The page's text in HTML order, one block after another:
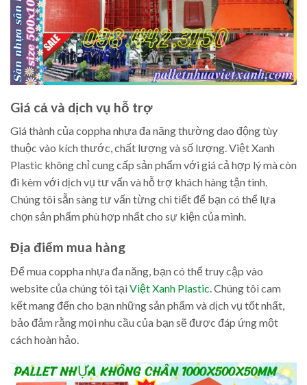
Giá cả và dịch vụ hỗ trợ
Giá thành của coppha nhựa đa năng thường dao động tùy
thuộc vào kích thước, chất lượng và số lượng. Việt Xanh
Plastic không chỉ cung cấp sản phẩm với giá cả hợp lý mà còn
đi kèm với dịch vụ tư vấn và hỗ trợ khách hàng tận tình.
Chúng tôi sẵn sàng tư vấn từng chi tiết để bạn có thể lựa
chọn sản phẩm phù hợp nhất cho sự kiện của mình.
Địa điểm mua hàng
Để mua coppha nhựa đa năng, bạn có thể truy cập vào
website của chúng tôi tạiViệt Xanh Plastic. Chúng tôi cam
kết mang đến cho bạn những sản phẩm và dịch vụ tốt nhất,
bảo đảm rằng mọi nhu cầu của bạn sẽ được đáp ứng một
cách hoàn hảo.